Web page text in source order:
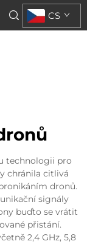
CS
technologii pro
chránila citlivá
dronů.
signály
buďto se vrátit
přistání.
2,4 GHz, 5,8